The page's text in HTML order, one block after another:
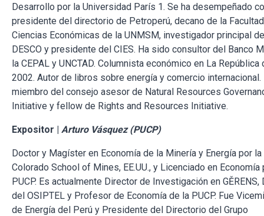
Desarrollo por la Universidad París 1. Se ha desempeñado
presidente del directorio de Petroperú, decano de la
Ciencias Económicas de la UNMSM, investigador principal de
DESCO y presidente del CIES. Ha sido consultor del Banco
la CEPAL y UNCTAD. Columnista económico en La República
2002. Autor de libros sobre energía y comercio internacional.
miembro del consejo asesor de Natural Resources
Initiative y fellow de Rights and Resources Initiative.
Expositor | Arturo Vásquez (PUCP)
Doctor y Magíster en Economía de la Minería y Energía por la
Colorado School of Mines, EE.UU., y Licenciado en Economía
PUCP. Es actualmente Director de Investigación en GĚRENS,
del OSIPTEL y Profesor de Economía de la PUCP. Fue
de Energía del Perú y Presidente del Directorio del Grupo